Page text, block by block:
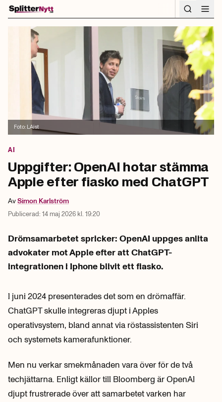
Hoppa till innehåll
Foto: LAist
AI
Uppgifter: OpenAI hotar stämma
Apple efter fiasko med ChatGPT
AvSimon Karlström
Publicerad: 14 maj 2026 kl. 19:20
Drömsamarbetet spricker: OpenAI uppges anlita
advokater mot Apple efter att ChatGPT-
integrationen i Iphone blivit ett fiasko.
I juni 2024 presenterades det som en drömaffär.
ChatGPT skulle integreras djupt i Apples
operativsystem, bland annat via röstassistenten Siri
och systemets kamerafunktioner.
Men nu verkar smekmånaden vara över för de två
techjättarna. Enligt källor till Bloomberg är OpenAI
djupt frustrerade över att samarbetet varken har